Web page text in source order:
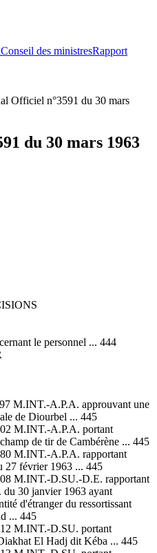
Conseil des ministresRapport
Officiel n°3591 du 30 mars
du 30 mars 1963
le personnel ... 444
M.INT.-A.P.A. approuvant une
de Diourbel ... 445
M.INT.-A.P.A. portant
de tir de Cambérène ... 445
M.INT.-A.P.A. rapportant
27 février 1963 ... 445
M.INT.-D.SU.-D.E. rapportant
30 janvier 1963 ayant
d'étranger du ressortissant
... 445
M.INT.-D.SU. portant
El Hadj dit Kéba ... 445